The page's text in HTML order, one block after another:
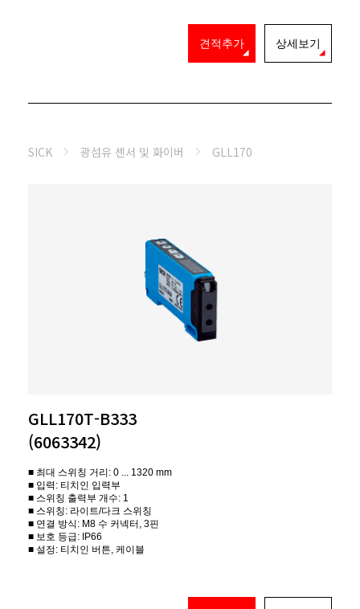
견적추가 상세보기
SICK 광섬유 센서 및 화이버 GLL170
GLL170T-B333
(6063342)
■ 최대 스위칭 거리: 0 ... 1320 mm
■ 입력: 티치인 입력부
■ 스위칭 출력부 개수: 1
■ 스위칭: 라이트/다크 스위칭
■ 연결 방식: M8 수 커넥터, 3핀
■ 보호 등급: IP66
■ 설정: 티치인 버튼, 케이블